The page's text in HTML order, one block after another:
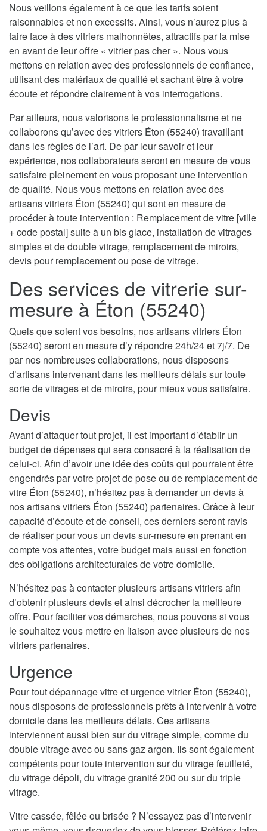
Nous veillons également à ce que les tarifs soient
raisonnables et non excessifs. Ainsi, vous n’aurez plus à
faire face à des vitriers malhonnêtes, attractifs par la mise
en avant de leur offre « vitrier pas cher ». Nous vous
mettons en relation avec des professionnels de confiance,
utilisant des matériaux de qualité et sachant être à votre
écoute et répondre clairement à vos interrogations.
Par ailleurs, nous valorisons le professionnalisme et ne
collaborons qu’avec des vitriers Éton (55240) travaillant
dans les règles de l’art. De par leur savoir et leur
expérience, nos collaborateurs seront en mesure de vous
satisfaire pleinement en vous proposant une intervention
de qualité. Nous vous mettons en relation avec des
artisans vitriers Éton (55240) qui sont en mesure de
procéder à toute intervention : Remplacement de vitre [ville
+ code postal] suite à un bis glace, installation de vitrages
simples et de double vitrage, remplacement de miroirs,
devis pour remplacement ou pose de vitrage.
Des services de vitrerie sur-
mesure à Éton (55240)
Quels que soient vos besoins, nos artisans vitriers Éton
(55240) seront en mesure d’y répondre 24h/24 et 7j/7. De
par nos nombreuses collaborations, nous disposons
d’artisans intervenant dans les meilleurs délais sur toute
sorte de vitrages et de miroirs, pour mieux vous satisfaire.
Devis
Avant d’attaquer tout projet, il est important d’établir un
budget de dépenses qui sera consacré à la réalisation de
celui-ci. Afin d’avoir une idée des coûts qui pourraient être
engendrés par votre projet de pose ou de remplacement de
vitre Éton (55240), n’hésitez pas à demander un devis à
nos artisans vitriers Éton (55240) partenaires. Grâce à leur
capacité d’écoute et de conseil, ces derniers seront ravis
de réaliser pour vous un devis sur-mesure en prenant en
compte vos attentes, votre budget mais aussi en fonction
des obligations architecturales de votre domicile.
N’hésitez pas à contacter plusieurs artisans vitriers afin
d’obtenir plusieurs devis et ainsi décrocher la meilleure
offre. Pour faciliter vos démarches, nous pouvons si vous
le souhaitez vous mettre en liaison avec plusieurs de nos
vitriers partenaires.
Urgence
Pour tout dépannage vitre et urgence vitrier Éton (55240),
nous disposons de professionnels prêts à intervenir à votre
domicile dans les meilleurs délais. Ces artisans
interviennent aussi bien sur du vitrage simple, comme du
double vitrage avec ou sans gaz argon. Ils sont également
compétents pour toute intervention sur du vitrage feuilleté,
du vitrage dépoli, du vitrage granité 200 ou sur du triple
vitrage.
Vitre cassée, fêlée ou brisée ? N’essayez pas d’intervenir